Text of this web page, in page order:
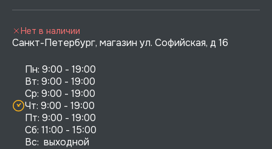
Санкт-Петербург, магазин ул. Софийская, д 16
Пн: 9:00 - 19:00
Вт: 9:00 - 19:00
Ср: 9:00 - 19:00
Чт: 9:00 - 19:00
Пт: 9:00 - 19:00
Сб: 11:00 - 15:00
Вс:  выходной
Нет в наличии